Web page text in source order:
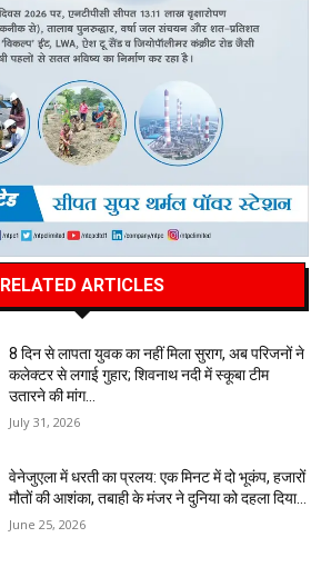
RELATED ARTICLES
8 दिन से लापता युवक का नहीं मिला सुराग, अब परिजनों ने
कलेक्टर से लगाई गुहार; शिवनाथ नदी में स्कूबा टीम
उतारने की मांग…
July 31, 2026
वेनेजुएला में धरती का प्रलय: एक मिनट में दो भूकंप, हजारों
मौतों की आशंका, तबाही के मंजर ने दुनिया को दहला दिया…
June 25, 2026